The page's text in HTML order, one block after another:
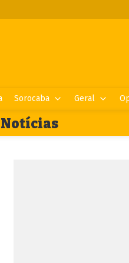
Sorocaba Geral
Notícias